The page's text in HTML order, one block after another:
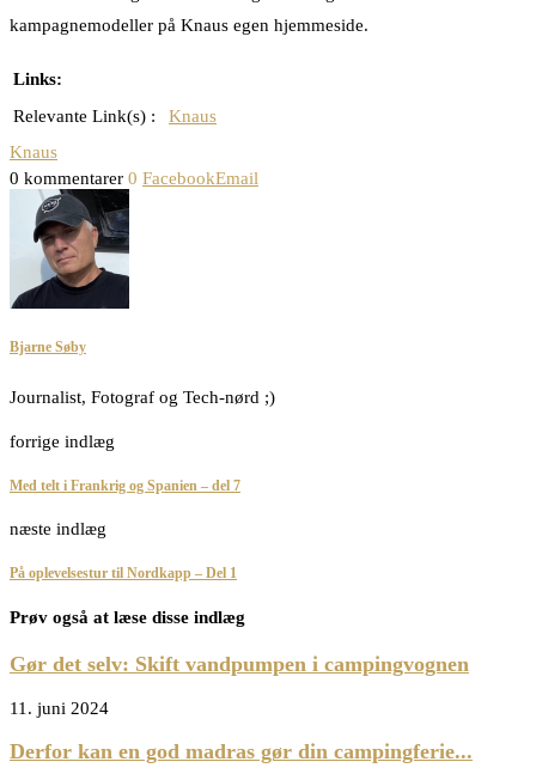
kampagnemodeller på Knaus egen hjemmeside.
Links:
Relevante Link(s) :
Knaus
Knaus
0 kommentarer 0 FacebookEmail
Bjarne Søby
Journalist, Fotograf og Tech-nørd ;)
forrige indlæg
Med telt i Frankrig og Spanien – del 7
næste indlæg
På oplevelsestur til Nordkapp – Del 1
Prøv også at læse disse indlæg
Gør det selv: Skift vandpumpen i campingvognen
11. juni 2024
Derfor kan en god madras gør din campingferie...